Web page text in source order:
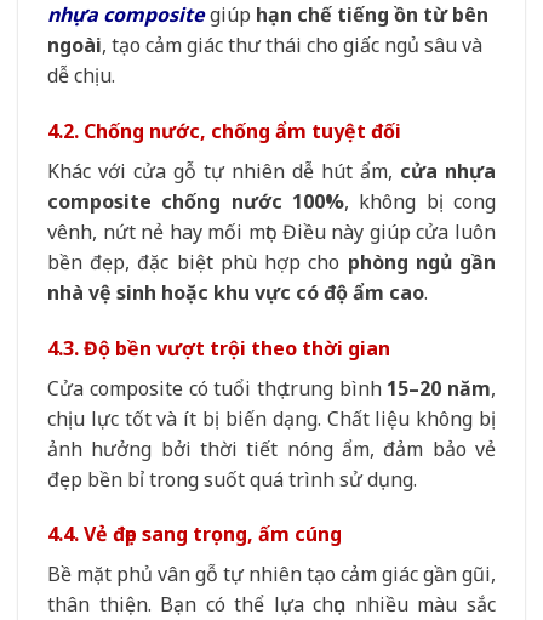
nhựa compositegiúp hạn chế tiếng ồn từ bên
ngoài, tạo cảm giác thư thái cho giấc ngủ sâu và
dễ chịu.
4.2. Chống nước, chống ẩm tuyệt đối
Khác với cửa gỗ tự nhiên dễ hút ẩm, cửa nhựa
composite chống nước 100%, không bị cong
vênh, nứt nẻ hay mối mọt. Điều này giúp cửa luôn
bền đẹp, đặc biệt phù hợp cho phòng ngủ gần
nhà vệ sinh hoặc khu vực có độ ẩm cao.
4.3. Độ bền vượt trội theo thời gian
Cửa composite có tuổi thọ trung bình 15–20 năm,
chịu lực tốt và ít bị biến dạng. Chất liệu không bị
ảnh hưởng bởi thời tiết nóng ẩm, đảm bảo vẻ
đẹp bền bỉ trong suốt quá trình sử dụng.
4.4. Vẻ đẹp sang trọng, ấm cúng
Bề mặt phủ vân gỗ tự nhiên tạo cảm giác gần gũi,
thân thiện. Bạn có thể lựa chọn nhiều màu sắc